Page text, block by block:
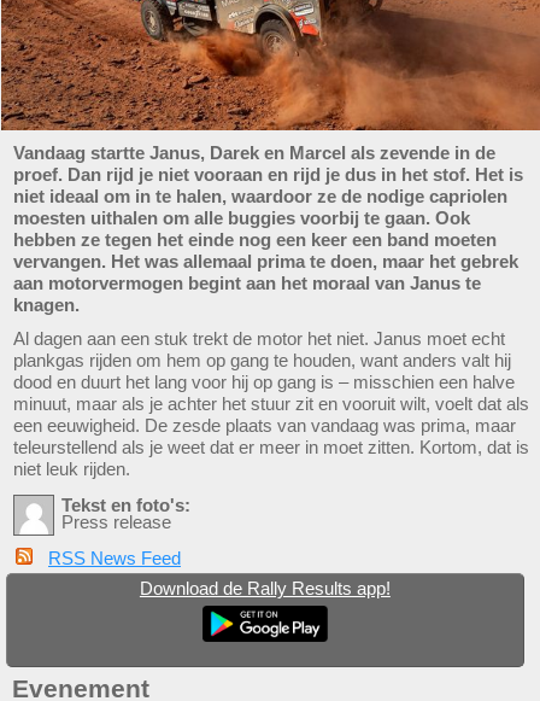
Vandaag startte Janus, Darek en Marcel als zevende in de
proef. Dan rijd je niet vooraan en rijd je dus in het stof. Het is
niet ideaal om in te halen, waardoor ze de nodige capriolen
moesten uithalen om alle buggies voorbij te gaan. Ook
hebben ze tegen het einde nog een keer een band moeten
vervangen. Het was allemaal prima te doen, maar het gebrek
aan motorvermogen begint aan het moraal van Janus te
knagen.
Al dagen aan een stuk trekt de motor het niet. Janus moet echt
plankgas rijden om hem op gang te houden, want anders valt hij
dood en duurt het lang voor hij op gang is – misschien een halve
minuut, maar als je achter het stuur zit en vooruit wilt, voelt dat als
een eeuwigheid. De zesde plaats van vandaag was prima, maar
teleurstellend als je weet dat er meer in moet zitten. Kortom, dat is
niet leuk rijden.
Tekst en foto's:
Press release
RSS News Feed
Download de Rally Results app!
Evenement